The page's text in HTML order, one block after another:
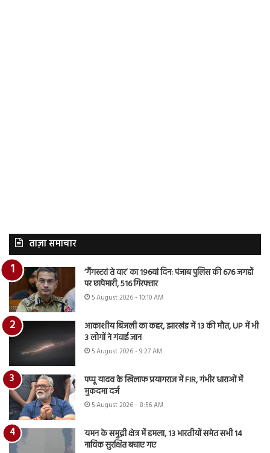
ताज़ा समाचार
‘गैंगस्टरां ते वार’ का 196वां दिन: पंजाब पुलिस की 676 जगहों
पर छापेमारी, 516 गिरफ्तार
5 August 2026 - 10:10 AM
आकाशीय बिजली का कहर, झारखंड में 13 की मौत, UP में भी
3 लोगों ने गंवाई जान
5 August 2026 - 9:27 AM
पप्पू यादव के खिलाफ प्रयागराज में FIR, गंभीर धाराओं में
मुकदमा दर्ज
5 August 2026 - 8:56 AM
यमन के समुद्री क्षेत्र में हमला, 13 भारतीयों समेत सभी 14
नाविक सुरक्षित बचाए गए